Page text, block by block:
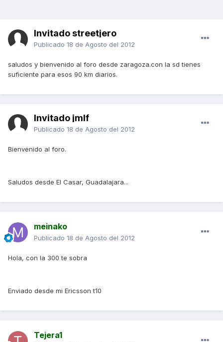
Invitado streetjero
Publicado 18 de Agosto del 2012
saludos y bienvenido al foro desde zaragoza.con la sd tienes
suficiente para esos 90 km diarios.
Invitado jmlf
Publicado 18 de Agosto del 2012
Bienvenido al foro.
Saludos desde El Casar, Guadalajara...
meinako
Publicado 18 de Agosto del 2012
Hola, con la 300 te sobra
Enviado desde mi Ericsson t10
Tejera1